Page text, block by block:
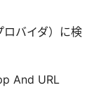
バイダ）に検
And URL